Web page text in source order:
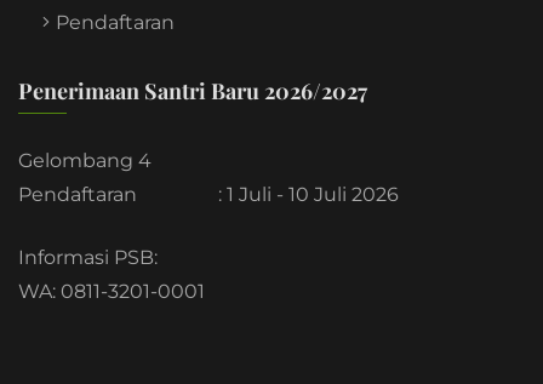
Pendaftaran
Penerimaan Santri Baru 2026/2027
Gelombang 4
Pendaftaran
: 1 Juli - 10 Juli 2026
Informasi PSB:
WA: 0811-3201-0001